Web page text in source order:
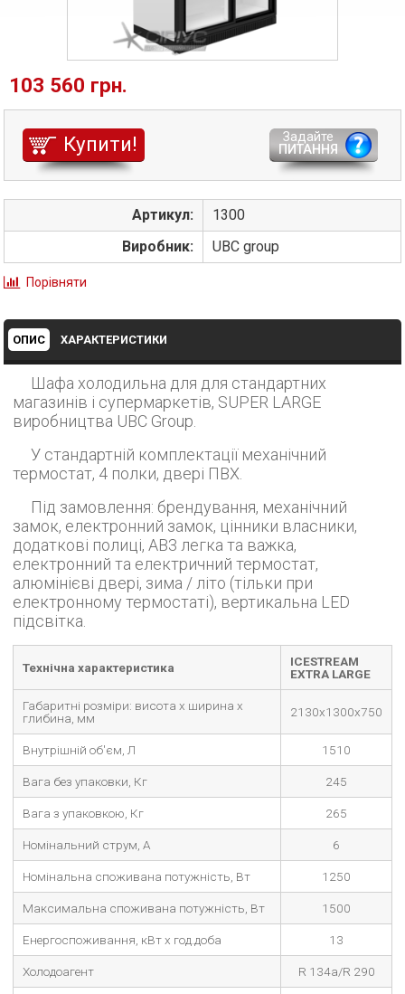
103 560 грн.
Купити!
Задайте
ПИТАННЯ
Артикул:
1300
Виробник:
UBC group
Порівняти
ОПИС ХАРАКТЕРИСТИКИ
Шафа холодильна для для стандартних
магазинів і супермаркетів, SUPER LARGE
виробництва UBC Group.
У стандартній комплектації механічний
термостат, 4 полки, двері ПВХ.
Під замовлення: брендування, механічний
замок, електронний замок, цінники власники,
додаткові полиці, АВ3 легка та важка,
електронний та електричний термостат,
алюмінієві двері, зима / літо (тільки при
електронному термостаті), вертикальна LED
підсвітка.
Технічна характеристика
ICESTREAM
EXTRA LARGE
Габаритні розміри: висота х ширина х
глибина, мм
2130x1300x750
Внутрішній об'єм, Л 1510
Вага без упаковки, Кг 245
Вага з упаковкою, Кг 265
Номінальний струм, А 6
Номінальна споживана потужність, Вт 1250
Максимальна споживана потужність, Вт 1500
Енергоспоживання, кВт х год.доба 13
Холодоагент R 134a/R 290